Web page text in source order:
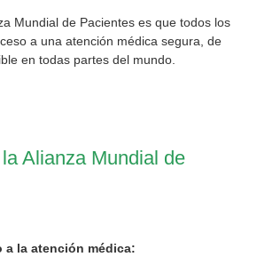
Mundial de Pacientes es que todos los
a una atención médica segura, de
en todas partes del mundo.
Alianza Mundial de
a la atención médica: